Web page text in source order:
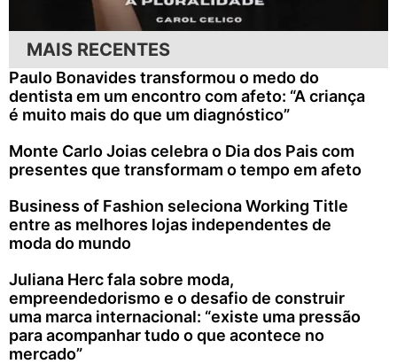
MAIS RECENTES
Paulo Bonavides transformou o medo do
dentista em um encontro com afeto: “A criança
é muito mais do que um diagnóstico”
Monte Carlo Joias celebra o Dia dos Pais com
presentes que transformam o tempo em afeto
Business of Fashion seleciona Working Title
entre as melhores lojas independentes de
moda do mundo
Juliana Herc fala sobre moda,
empreendedorismo e o desafio de construir
uma marca internacional: “existe uma pressão
para acompanhar tudo o que acontece no
mercado”